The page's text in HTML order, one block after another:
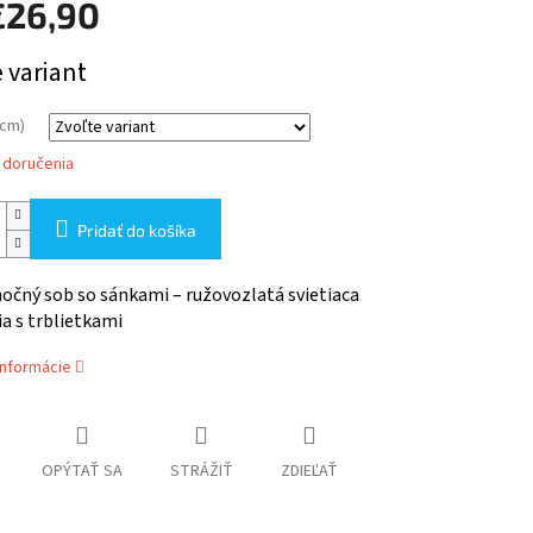
variant
Pridať do košíka
sob so sánkami – ružovozlatá svietiaca
s trblietkami
OPÝTAŤ SA STRÁŽIŤ ZDIEĽAŤ